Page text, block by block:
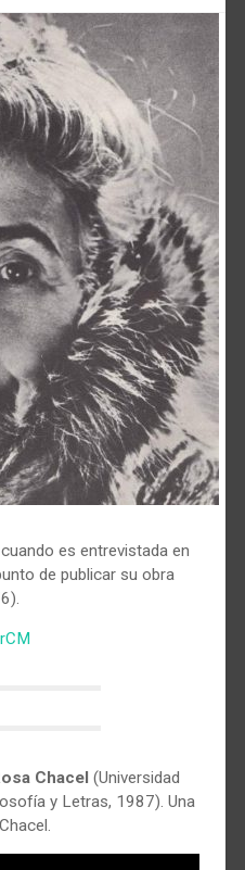
es entrevistada en
de publicar su obra
Chacel (Universidad
y Letras, 1987). Una